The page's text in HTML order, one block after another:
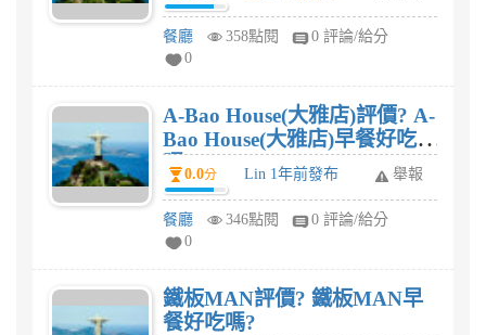
餐廳 358點閱
0 評論/給分
0
A-Bao House(大雅店)評價? A-
Bao House(大雅店)早餐好吃
嗎?0.0分 Lin 1年前發布 舉報
餐廳 346點閱
0 評論/給分
0
鐵板MAN評價? 鐵板MAN早
餐好吃嗎?